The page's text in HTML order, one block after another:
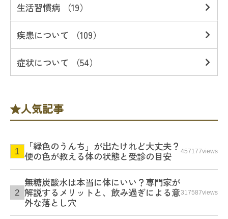
生活習慣病 （19）
疾患について （109）
症状について （54）
人気記事
「緑色のうんち」が出たけれど大丈夫？
便の色が教える体の状態と受診の目安
457177views
無糖炭酸水は本当に体にいい？専門家が
解説するメリットと、飲み過ぎによる意
外な落とし穴
317587views